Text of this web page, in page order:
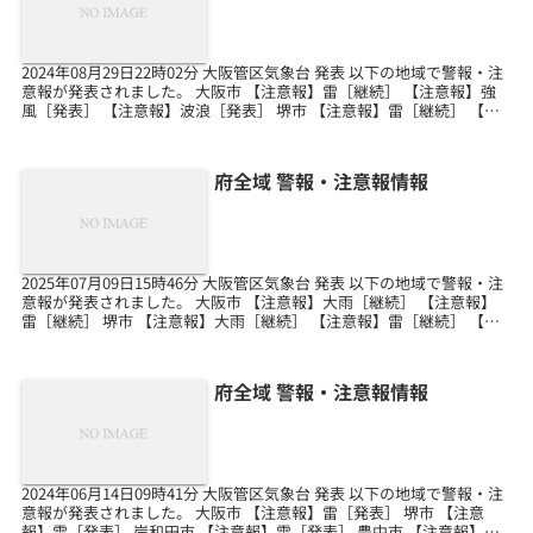
2024年08月29日22時02分 大阪管区気象台 発表 以下の地域で警報・注
意報が発表されました。 大阪市 【注意報】雷［継続］ 【注意報】強
風［発表］ 【注意報】波浪［発表］ 堺市 【注意報】雷［継続］ 【注
府全域 警報・注意報情報
2025年07月09日15時46分 大阪管区気象台 発表 以下の地域で警報・注
意報が発表されました。 大阪市 【注意報】大雨［継続］ 【注意報】
雷［継続］ 堺市 【注意報】大雨［継続］ 【注意報】雷［継続］ 【注
府全域 警報・注意報情報
2024年06月14日09時41分 大阪管区気象台 発表 以下の地域で警報・注
意報が発表されました。 大阪市 【注意報】雷［発表］ 堺市 【注意